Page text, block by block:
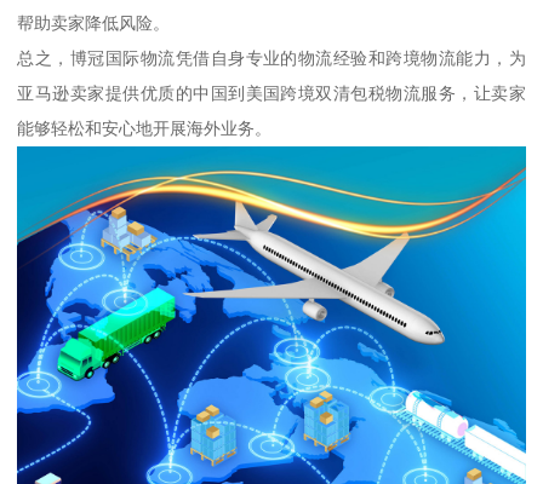
帮助卖家降低风险。
总之，博冠国际物流凭借自身专业的物流经验和跨境物流能力，为
亚马逊卖家提供优质的中国到美国跨境双清包税物流服务，让卖家
能够轻松和安心地开展海外业务。